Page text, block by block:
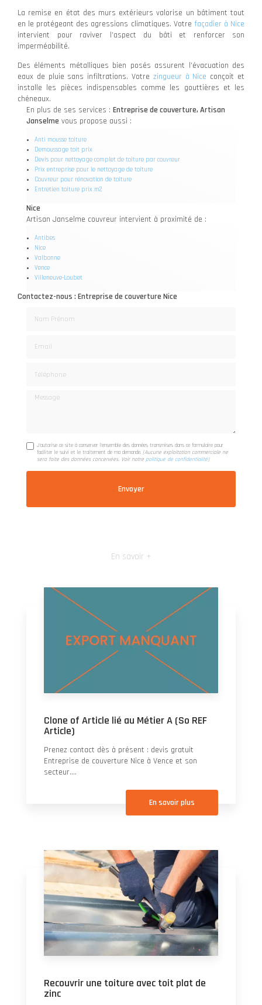
La remise en état des murs extérieurs valorise un bâtiment tout
en le protégeant des agressions climatiques. Votre façadier à Nice
intervient pour raviver l’aspect du bâti et renforcer son
imperméabilité.
Des éléments métalliques bien posés assurent l’évacuation des
eaux de pluie sans infiltrations. Votre zingueur à Nice conçoit et
installe les pièces indispensables comme les gouttières et les
chéneaux.
En plus de ses services : Entreprise de couverture, Artisan
Janselme vous propose aussi :
Anti mousse toiture
Demoussage toit prix
Devis pour nettoyage complet de toiture par couvreur
Prix entreprise pour le nettoyage de toiture
Couvreur pour rénovation de toiture
Entretien toiture prix m2
Nice
Artisan Janselme couvreur intervient à proximité de :
Antibes
Nice
Valbonne
Vence
Villeneuve-Loubet
Contactez-nous : Entreprise de couverture Nice
Message
J'autorise ce site à conserver l'ensemble des données transmises dans ce formulaire pour
faciliter le suivi et le traitement de ma demande.(Aucune exploitation commerciale ne
sera faite des données concervées. Voir notrepolitique de confidentialité)
En savoir +
Clone of Article lié au Métier A (So REF
Article)
Prenez contact dès à présent : devis gratuit
Entreprise de couverture Nice à Vence et son
secteur....
En savoir plus
Recouvrir une toiture avec toit plat de
zinc